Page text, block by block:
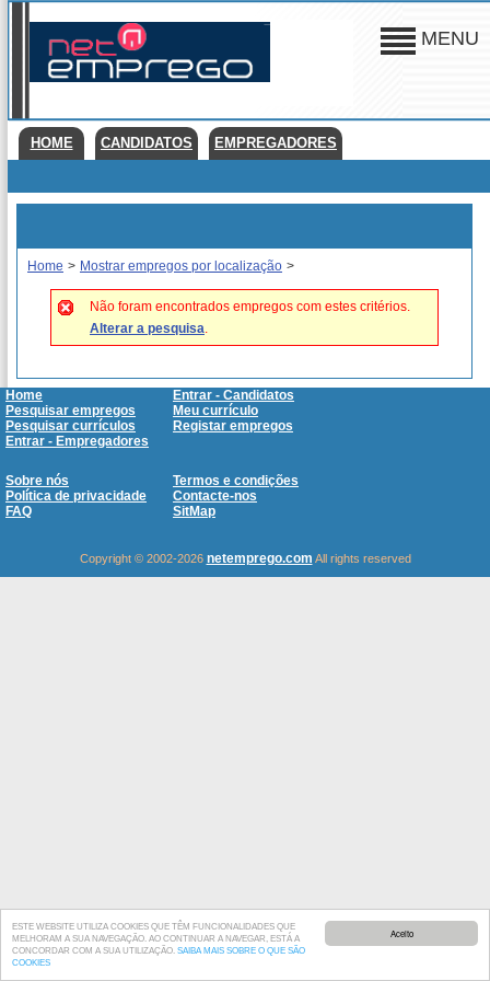
Aceito
ESTE WEBSITE UTILIZA COOKIES QUE TÊM FUNCIONALIDADES QUE
MELHORAM A SUA NAVEGAÇÃO. AO CONTINUAR A NAVEGAR, ESTÁ A
CONCORDAR COM A SUA UTILIZAÇÃO. SAIBA MAIS SOBRE O QUE SÃO
COOKIES
MENU
HOME CANDIDATOS EMPREGADORES
Home > Mostrar empregos por localização >
Não foram encontrados empregos com estes critérios.
Alterar a pesquisa.
Home
Entrar - Candidatos
Pesquisar empregos
Meu currículo
Pesquisar currículos
Registar empregos
Entrar - Empregadores
Sobre nós
Termos e condições
Política de privacidade
Contacte-nos
FAQ
SitMap
Copyright © 2002-2026 netemprego.com All rights reserved